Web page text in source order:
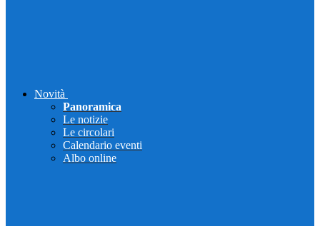
Novità
Panoramica
Le notizie
Le circolari
Calendario eventi
Albo online